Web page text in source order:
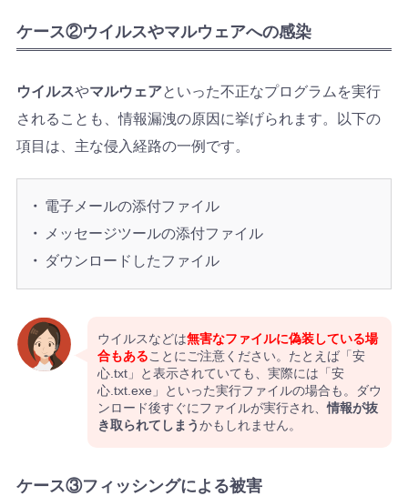
ケース②ウイルスやマルウェアへの感染
ウイルスやマルウェアといった不正なプログラムを実行
されることも、情報漏洩の原因に挙げられます。以下の
項目は、主な侵入経路の一例です。
電子メールの添付ファイル
メッセージツールの添付ファイル
ダウンロードしたファイル
ウイルスなどは無害なファイルに偽装している場
合もあることにご注意ください。たとえば「安
心.txt」と表示されていても、実際には「安
心.txt.exe」といった実行ファイルの場合も。ダウ
ンロード後すぐにファイルが実行され、情報が抜
き取られてしまうかもしれません。
ケース③フィッシングによる被害